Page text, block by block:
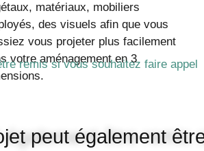
matériaux, mobiliers
des visuels afin que vous
vous projeter plus facilement
votre aménagement en 3
remis si vous souhaitez faire appel
peut également